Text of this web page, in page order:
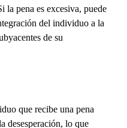
la pena es excesiva, puede
del individuo a la
de su
que recibe una pena
desesperación, lo que